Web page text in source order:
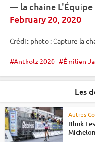
— la chaine L'Équipe
February 20, 2020
Crédit photo : Capture la
Antholz 2020 Émilien
Les
Autres
Blink